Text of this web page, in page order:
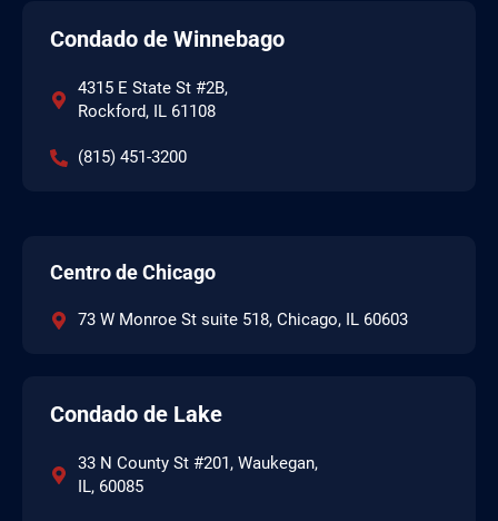
Condado de Winnebago
4315 E State St #2B,
Rockford, IL 61108
(815) 451-3200
Centro de Chicago
73 W Monroe St suite 518, Chicago, IL 60603
Condado de Lake
33 N County St #201, Waukegan,
IL, 60085